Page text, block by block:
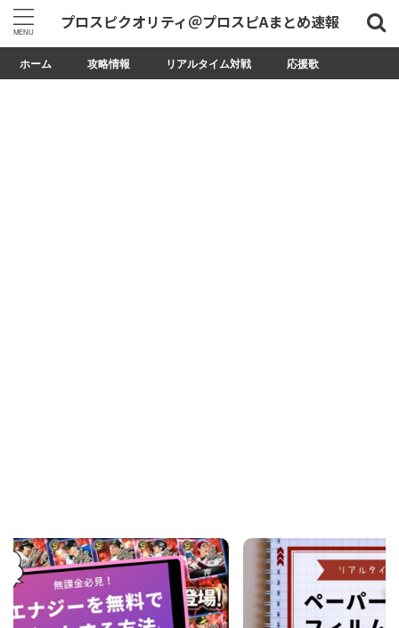
プロスピクオリティ＠プロスピAまとめ速報
ホーム 攻略情報 リアルタイム対戦 応援歌